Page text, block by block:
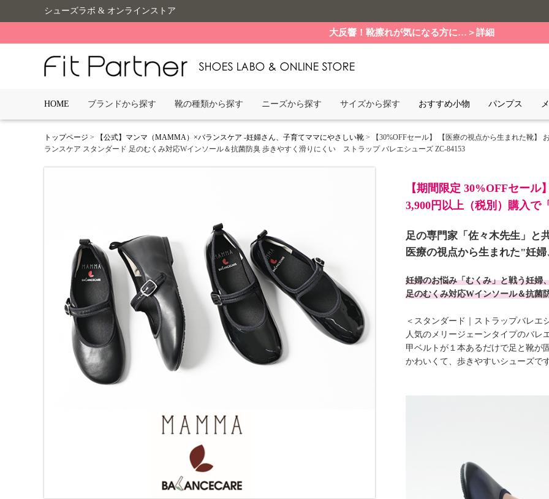
シューズラボ & オンラインストア
大反響！靴擦れが気になる方に…＞詳細
HOME ブランドから探す 靴の種類から探す ニーズから探す サイズから探す おすすめ小物 パンプス
トップページ > 【公式】マンマ（MAMMA）×バランスケア -妊婦さん、子育てママにやさしい靴 > 【30%OFFセール】 【医療の視点から生まれた靴
ランスケア スタンダード 足のむくみ対応Wインソール＆抗菌防臭 歩きやすく滑りにくい ストラップ バレエシューズ ZC-84153
【期間限定 30%OFFセール
3,900円以上（税別）購入で
足の専門家「佐々木先生」と
医療の視点から生まれた"妊
妊婦のお悩み「むくみ」と戦う妊婦
足のむくみ対応Wインソール＆抗菌
＜スタンダード｜ストラップバレエ
人気のメリージェーンタイプのバレ
甲ベルトが１本あるだけで足と靴が
かわいくて、歩きやすいシューズで